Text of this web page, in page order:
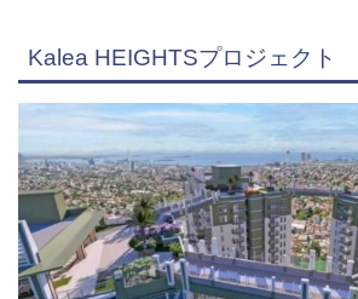
Kalea HEIGHTSプロジェクト